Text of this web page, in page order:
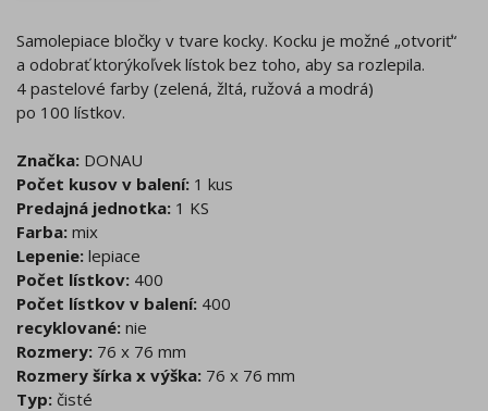
Samolepiace bločky v tvare kocky. Kocku je možné „otvoriť“
a odobrať ktorýkoľvek lístok bez toho, aby sa rozlepila.
4 pastelové farby (zelená, žltá, ružová a modrá)
po 100 lístkov.
Značka: DONAU
Počet kusov v balení: 1 kus
Predajná jednotka: 1 KS
Farba: mix
Lepenie: lepiace
Počet lístkov: 400
Počet lístkov v balení: 400
recyklované: nie
Rozmery: 76 x 76 mm
Rozmery šírka x výška: 76 x 76 mm
Typ: čisté